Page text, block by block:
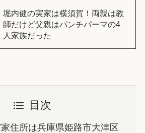
堀内健の実家は横須賀！両親は教
師だけど父親はパンチパーマの4
人家族だった
目次
住所は兵庫県姫路市大津区